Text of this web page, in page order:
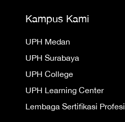
Kampus Kami
UPH Medan
UPH Surabaya
UPH College
UPH Learning Center
Lembaga Sertifikasi Profesi